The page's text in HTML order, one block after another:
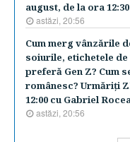
august, de la ora
astăzi, 20:56
Cum merg vânzările
soiurile, etichetele
preferă Gen Z? Cum
românesc? Urmăriţi
12:00 cu Gabriel
astăzi, 20:56